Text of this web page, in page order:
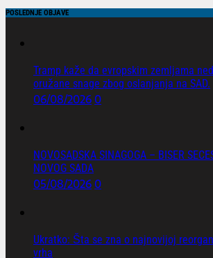
POSLEDNJE OBJAVE
Tramp kaže da evropskim zemljama
oružane snage zbog oslanjanja na SAD.
06/08/20260
NOVOSADSKA SINAGOGA – BISER
NOVOG SADA
05/08/20260
Ukratko: Šta se zna o najnovijoj
vrha